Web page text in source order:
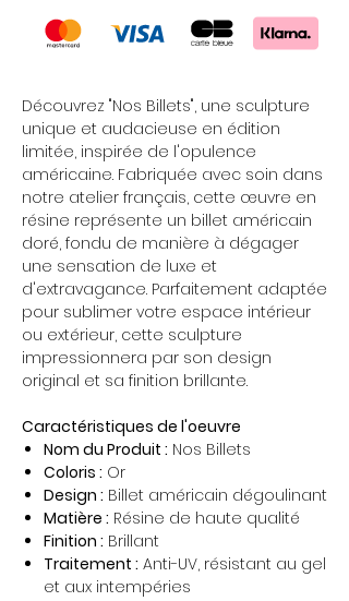
Découvrez "Nos Billets", une sculpture
unique et audacieuse en édition
limitée, inspirée de l'opulence
américaine. Fabriquée avec soin dans
notre atelier français, cette œuvre en
résine représente un billet américain
doré, fondu de manière à dégager
une sensation de luxe et
d'extravagance. Parfaitement adaptée
pour sublimer votre espace intérieur
ou extérieur, cette sculpture
impressionnera par son design
original et sa finition brillante.
Caractéristiques de l'oeuvre
Nom du Produit : Nos Billets
Coloris : Or
Design : Billet américain dégoulinant
Matière : Résine de haute qualité
Finition : Brillant
Traitement : Anti-UV, résistant au gel
et aux intempéries